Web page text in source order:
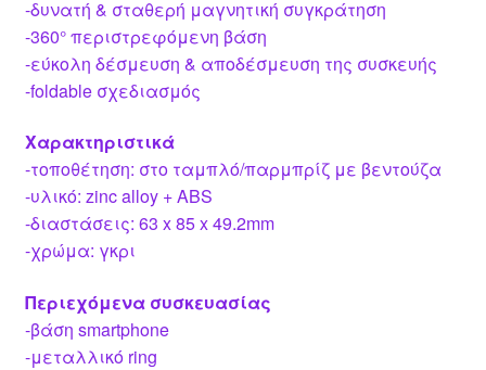
-δυνατή & σταθερή μαγνητική συγκράτηση
-360° περιστρεφόμενη βάση
-εύκολη δέσμευση & αποδέσμευση της συσκευής
-foldable σχεδιασμός
Χαρακτηριστικά
-τοποθέτηση: στο ταμπλό/παρμπρίζ με βεντούζα
-υλικό: zinc alloy + ABS
-διαστάσεις: 63 x 85 x 49.2mm
-χρώμα: γκρι
Περιεχόμενα συσκευασίας
-βάση smartphone
-μεταλλικό ring